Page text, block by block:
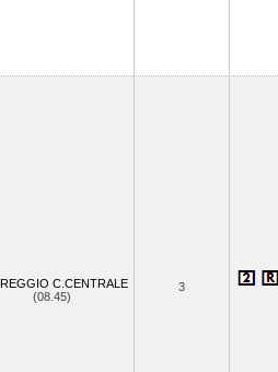
REGGIO C.CENTRALE
(08.45)
3